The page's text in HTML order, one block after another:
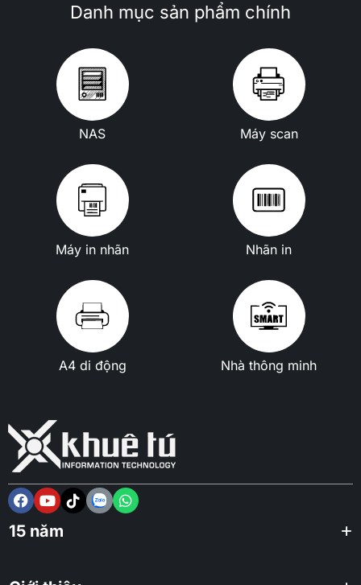
Danh mục sản phẩm chính
NAS Máy scan
Máy in nhãn Nhãn in
A4 di động Nhà thông minh
15 năm